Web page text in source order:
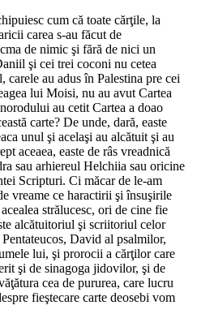
cum că toate cărţile, la
carea s-au făcut de
de nimic şi fără de nici un
şi cei trei coconi nu cetea
au adus în Palestina pre cei
lui Moisi, nu au avut Cartea
au cetit Cartea a doao
carte? De unde, dară, easte
unul şi acelaşi au alcătuit şi au
aceaea, easte de râs vreadnică
sau arhiereul Helchiia sau oricine
Scripturi. Ci măcar de le-am
vreame ce haractirii şi însuşirile
strălucesc, ori de cine fie
alcătuitoriul şi scriitoriul celor
David al psalmilor,
lui, şi prorocii a cărţilor care
şi de sinagoga jidovilor, şi de
cea de pururea, care lucru
fieştecare carte deosebi vom